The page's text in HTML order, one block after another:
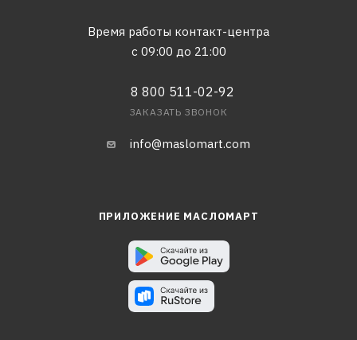
Время работы контакт-центра
с 09:00 до 21:00
8 800 511-02-92
ЗАКАЗАТЬ ЗВОНОК
info@maslomart.com
ПРИЛОЖЕНИЕ МАСЛОМАРТ